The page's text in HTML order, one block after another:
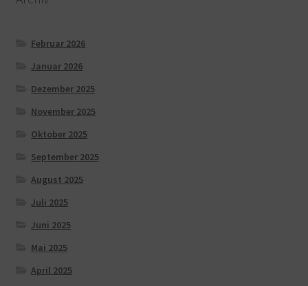
Februar 2026
Januar 2026
Dezember 2025
November 2025
Oktober 2025
September 2025
August 2025
Juli 2025
Juni 2025
Mai 2025
April 2025